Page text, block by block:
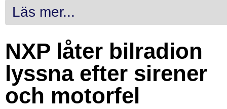
Läs mer...
NXP låter bilradion
lyssna efter sirener
och motorfel